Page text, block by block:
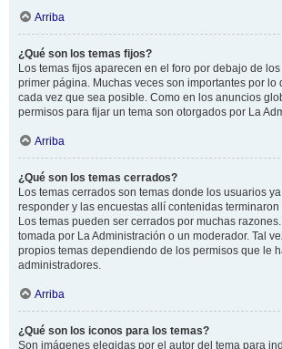
Arriba
¿Qué son los temas fijos?
Los temas fijos aparecen en el foro por debajo de
primer página. Muchas veces son importantes por lo
cada vez que sea posible. Como en los anuncios
permisos para fijar un tema son otorgados por La
Arriba
¿Qué son los temas cerrados?
Los temas cerrados son temas donde los usuarios
responder y las encuestas allí contenidas
Los temas pueden ser cerrados por muchas
tomada por La Administración o un moderador. Tal
propios temas dependiendo de los permisos que le
administradores.
Arriba
¿Qué son los iconos para los temas?
Son imágenes elegidas por el autor del tema para